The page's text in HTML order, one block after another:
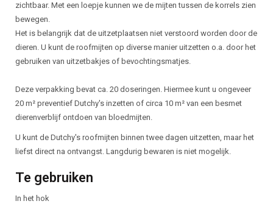
zichtbaar. Met een loepje kunnen we de mijten tussen de korrels zien
bewegen.
Het is belangrijk dat de uitzetplaatsen niet verstoord worden door de
dieren. U kunt de roofmijten op diverse manier uitzetten o.a. door het
gebruiken van uitzetbakjes of bevochtingsmatjes.
Deze verpakking bevat ca. 20 doseringen. Hiermee kunt u ongeveer
20 m² preventief Dutchy's inzetten of circa 10 m² van een besmet
dierenverblijf ontdoen van bloedmijten.
U kunt de Dutchy's roofmijten binnen twee dagen uitzetten, maar het
liefst direct na ontvangst. Langdurig bewaren is niet mogelijk.
Te gebruiken
In het hok